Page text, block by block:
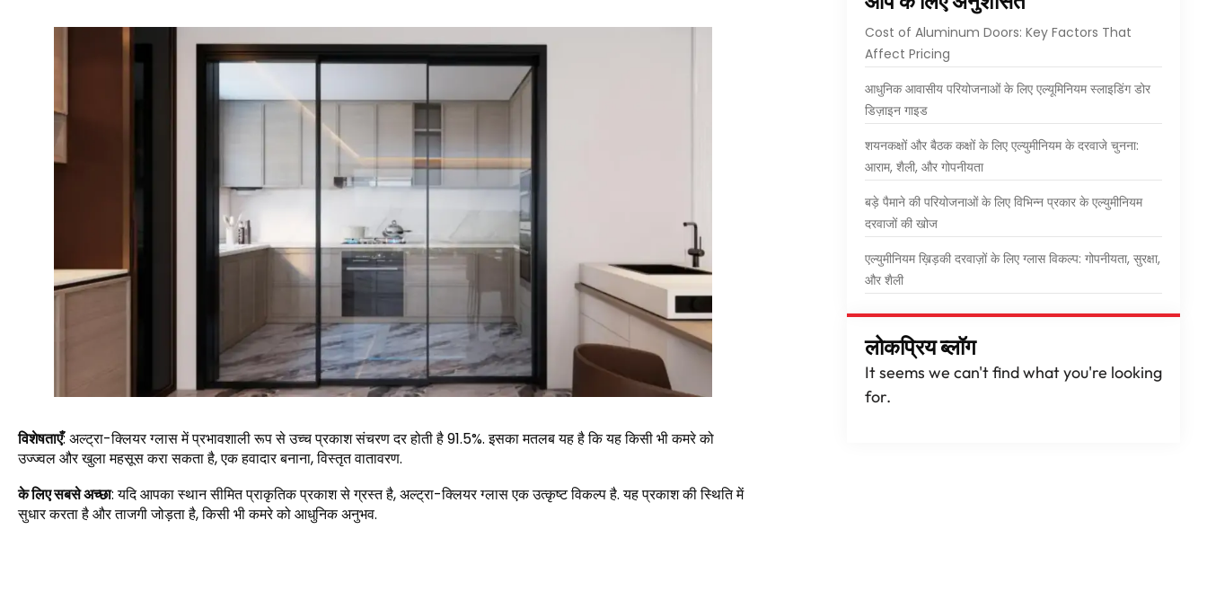
विशेषताएँ: अल्ट्रा-क्लियर ग्लास में प्रभावशाली रूप से उच्च प्रकाश संचरण दर होती है 91.5%. इसका मतलब यह है कि यह किसी भी कमरे को
उज्ज्वल और खुला महसूस करा सकता है, एक हवादार बनाना, विस्तृत वातावरण.
के लिए सबसे अच्छा: यदि आपका स्थान सीमित प्राकृतिक प्रकाश से ग्रस्त है, अल्ट्रा-क्लियर ग्लास एक उत्कृष्ट विकल्प है. यह प्रकाश की स्थिति में
सुधार करता है और ताजगी जोड़ता है, किसी भी कमरे को आधुनिक अनुभव.
Cost of Aluminum Doors: Key Factors That
Affect Pricing
आधुनिक आवासीय परियोजनाओं के लिए एल्यूमिनियम स्लाइडिंग डोर
डिज़ाइन गाइड
शयनकक्षों और बैठक कक्षों के लिए एल्युमीनियम के दरवाजे चुनना:
आराम, शैली, और गोपनीयता
बड़े पैमाने की परियोजनाओं के लिए विभिन्न प्रकार के एल्युमीनियम
दरवाजों की खोज
एल्युमीनियम ख़िड़की दरवाज़ों के लिए ग्लास विकल्प: गोपनीयता, सुरक्षा,
और शैली
लोकप्रिय ब्लॉग
It seems we can't find what you're looking
for.